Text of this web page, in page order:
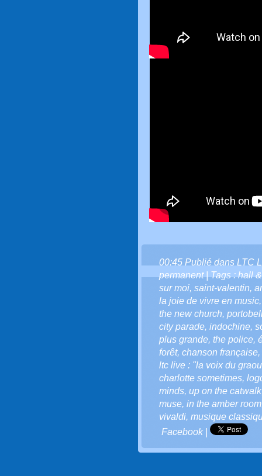
00:45 Publié dans LTC
permanent| Tags :hall
sur moi, saint-valentin,
la joie de vivre en music
the new church,
city parade, indochine,
plus grande, the police,
forêt, chanson française,
ltc live : "la voix du
charlotte sometimes,
minds, up on the catwalk
muse, in the amber room
vivaldi, musique
Facebook|